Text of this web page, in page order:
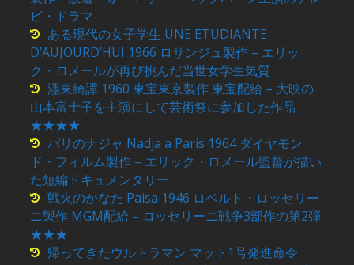
ビ・ドラマ
ある現代の女子学生 UNE ETUDIANTE
D’AUJOURD’HUI 1966 ロサンジュ製作 – エリッ
ク・ロメールが再び挑んだ当世女学生気質
濹東綺譚 1960 東宝東京製作 東宝配給 – 大映の
山本富士子を主演にして芸術祭に参加した作品
★★★★
パリのナジャ Nadja a Paris 1964 ダイヤモン
ド・フィルム製作 – エリック・ロメール監督が描い
た短編ドキュメンタリー
戦火のかなた Paisa 1946 ロベルト・ロッセリー
ニ製作 MGM配給 – ロッセリーニ戦争3部作の第2弾
★★★
帰ってきたウルトラマン マット1号発進命令